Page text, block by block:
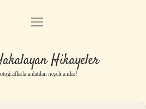
Anasayfa
Yasal Uyarı
menüyü
Hikayeler
anlatılan neşeli anılar!